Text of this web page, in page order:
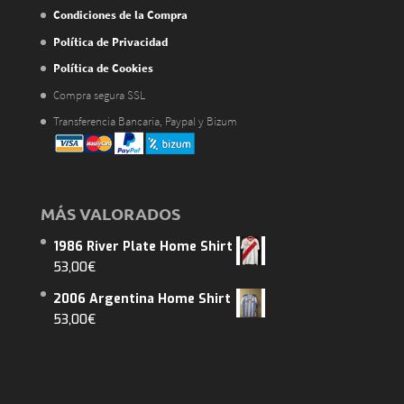
Condiciones de la Compra
Política de Privacidad
Política de Cookies
Compra segura SSL
Transferencia Bancaria, Paypal y Bizum
MÁS VALORADOS
1986 River Plate Home Shirt
53,00€
2006 Argentina Home Shirt
53,00€